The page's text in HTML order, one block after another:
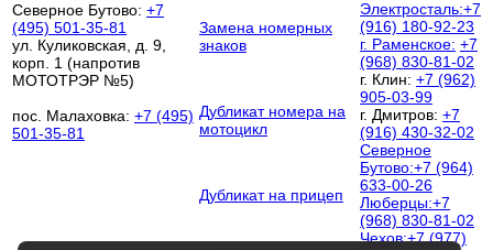
Северное Бутово: +7
(495) 501-35-81
ул. Куликовская, д. 9,
корп. 1 (напротив
МОТОТРЭР №5)
пос. Малаховка: +7 (495)
501-35-81
Замена номерных
знаков
Дубликат номера на
мотоцикл
Дубликат на прицеп
Электросталь:+7
(916) 180-92-23
г. Раменское: +7
(968) 830-81-02
г. Клин: +7 (962)
905-03-99
г. Дмитров: +7
(916) 430-32-02
Северное
Бутово:+7 (964)
633-00-26
Люберцы:+7
(968) 830-81-02
Чехов:+7 (977)